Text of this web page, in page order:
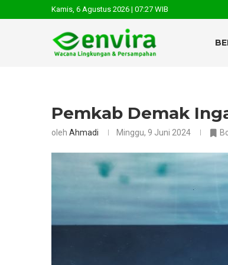
Kamis, 6 Agustus 2026 | 07:27 WIB
Pemkab Demak
oleh Ahmadi Minggu, 9 Juni 2024